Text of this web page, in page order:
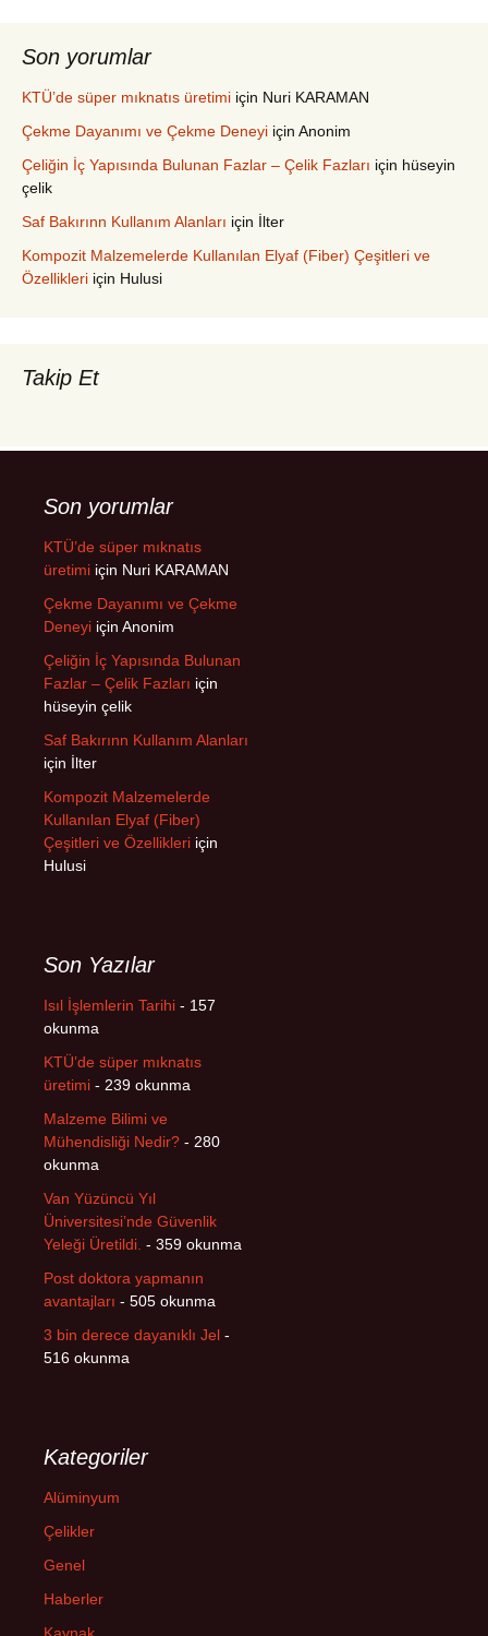
Son yorumlar
KTÜ’de süper mıknatıs üretimi için Nuri KARAMAN
Çekme Dayanımı ve Çekme Deneyi için Anonim
Çeliğin İç Yapısında Bulunan Fazlar – Çelik Fazları için hüseyin
çelik
Saf Bakırınn Kullanım Alanları için İlter
Kompozit Malzemelerde Kullanılan Elyaf (Fiber) Çeşitleri ve
Özellikleri için Hulusi
Takip Et
Son yorumlar
KTÜ’de süper mıknatıs
üretimi için Nuri KARAMAN
Çekme Dayanımı ve Çekme
Deneyi için Anonim
Çeliğin İç Yapısında Bulunan
Fazlar – Çelik Fazları için
hüseyin çelik
Saf Bakırınn Kullanım Alanları
için İlter
Kompozit Malzemelerde
Kullanılan Elyaf (Fiber)
Çeşitleri ve Özellikleri için
Hulusi
Son Yazılar
Isıl İşlemlerin Tarihi - 157
okunma
KTÜ’de süper mıknatıs
üretimi - 239 okunma
Malzeme Bilimi ve
Mühendisliği Nedir? - 280
okunma
Van Yüzüncü Yıl
Üniversitesi’nde Güvenlik
Yeleği Üretildi. - 359 okunma
Post doktora yapmanın
avantajları - 505 okunma
3 bin derece dayanıklı Jel -
516 okunma
Kategoriler
Alüminyum
Çelikler
Genel
Haberler